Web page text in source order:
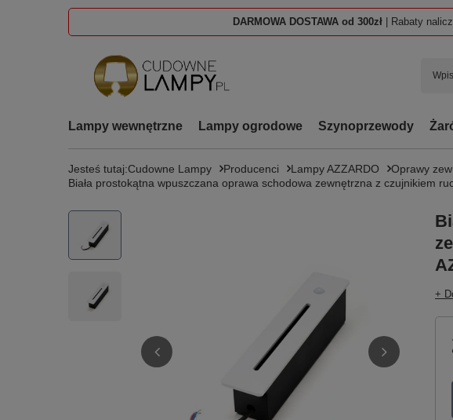
DARMOWA DOSTAWA od 300zł | Rabaty
Lampy wewnętrzne Lampy ogrodowe Szynoprzewody
Jesteś tutaj:Cudowne Lampy Producenci Lampy AZZARDO
Oprawy
Biała prostokątna wpuszczana oprawa schodowa zewnętrzna z czujnikiem
+